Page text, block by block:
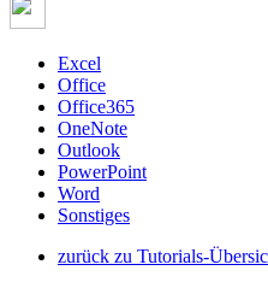
Excel
Office
Office365
OneNote
Outlook
PowerPoint
Word
Sonstiges
zurück zu Tutorials-